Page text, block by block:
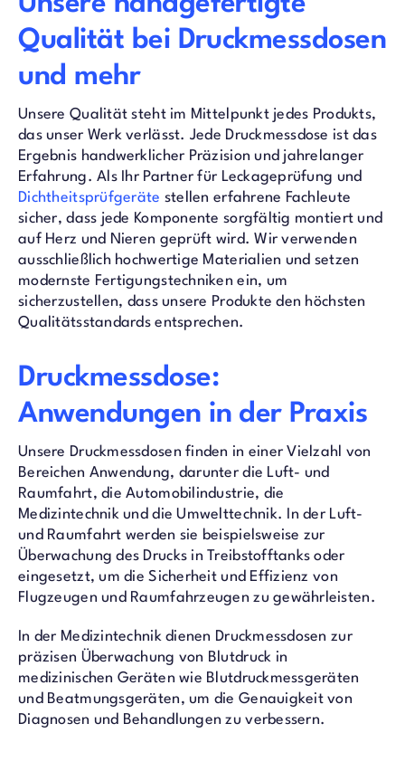
Qualität bei Druckmessdosen
und mehr
Unsere Qualität steht im Mittelpunkt jedes Produkts,
das unser Werk verlässt. Jede Druckmessdose ist das
Ergebnis handwerklicher Präzision und jahrelanger
Erfahrung. Als Ihr Partner für Leckageprüfung und
Dichtheitsprüfgeräte stellen erfahrene Fachleute
sicher, dass jede Komponente sorgfältig montiert und
auf Herz und Nieren geprüft wird. Wir verwenden
ausschließlich hochwertige Materialien und setzen
modernste Fertigungstechniken ein, um
sicherzustellen, dass unsere Produkte den höchsten
Qualitätsstandards entsprechen.
Druckmessdose:
Anwendungen in der Praxis
Unsere Druckmessdosen finden in einer Vielzahl von
Bereichen Anwendung, darunter die Luft- und
Raumfahrt, die Automobilindustrie, die
Medizintechnik und die Umwelttechnik. In der Luft-
und Raumfahrt werden sie beispielsweise zur
Überwachung des Drucks in Treibstofftanks oder
eingesetzt, um die Sicherheit und Effizienz von
Flugzeugen und Raumfahrzeugen zu gewährleisten.
In der Medizintechnik dienen Druckmessdosen zur
präzisen Überwachung von Blutdruck in
medizinischen Geräten wie Blutdruckmessgeräten
und Beatmungsgeräten, um die Genauigkeit von
Diagnosen und Behandlungen zu verbessern.